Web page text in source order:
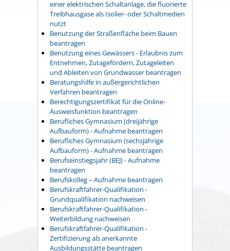
einer elektrischen Schaltanlage, die fluorierte
Treibhausgase als Isolier- oder Schaltmedien
nutzt
Benutzung der Straßenfläche beim Bauen
beantragen
Benutzung eines Gewässers - Erlaubnis zum
Entnehmen, Zutagefördern, Zutageleiten
und Ableiten von Grundwasser beantragen
Beratungshilfe in außergerichtlichen
Verfahren beantragen
Berechtigungszertifikat für die Online-
Ausweisfunktion beantragen
Berufliches Gymnasium (dreijährige
Aufbauform) - Aufnahme beantragen
Berufliches Gymnasium (sechsjährige
Aufbauform) - Aufnahme beantragen
Berufseinstiegsjahr (BEJ) - Aufnahme
beantragen
Berufskolleg – Aufnahme beantragen
Berufskraftfahrer-Qualifikation -
Grundqualifikation nachweisen
Berufskraftfahrer-Qualifikation -
Weiterbildung nachweisen
Berufskraftfahrer-Qualifikation -
Zertifizierung als anerkannte
Ausbildungsstätte beantragen